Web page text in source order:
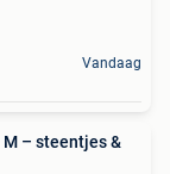
Vandaag